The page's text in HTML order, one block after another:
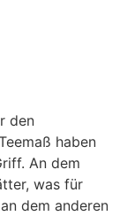
den
haben
An dem
was für
dem anderen